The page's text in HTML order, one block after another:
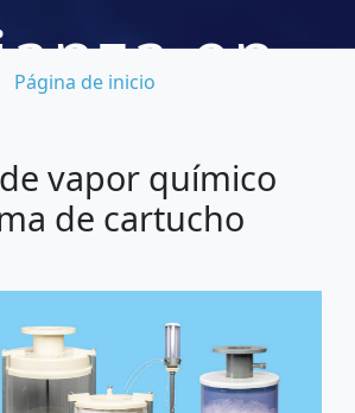
en
de
de
Página de inicio
vapor químico
de cartucho